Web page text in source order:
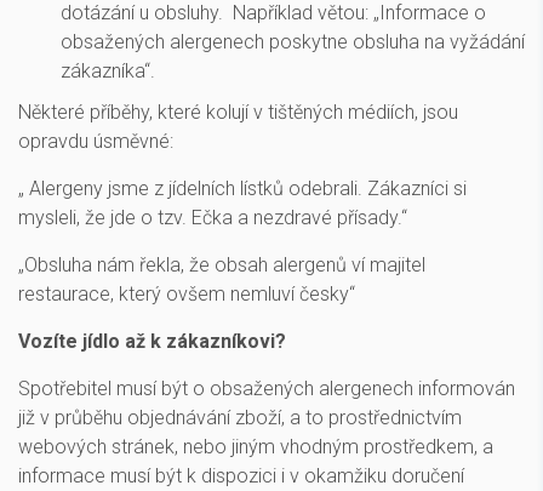
dotázání u obsluhy. Například větou: „Informace o
obsažených alergenech poskytne obsluha na vyžádání
zákazníka“.
Některé příběhy, které kolují v tištěných médiích, jsou
opravdu úsměvné:
„ Alergeny jsme z jídelních lístků odebrali. Zákazníci si
mysleli, že jde o tzv. Ečka a nezdravé přísady.“
„Obsluha nám řekla, že obsah alergenů ví majitel
restaurace, který ovšem nemluví česky“
Vozíte jídlo až k zákazníkovi?
Spotřebitel musí být o obsažených alergenech informován
již v průběhu objednávání zboží, a to prostřednictvím
webových stránek, nebo jiným vhodným prostředkem, a
informace musí být k dispozici i v okamžiku doručení